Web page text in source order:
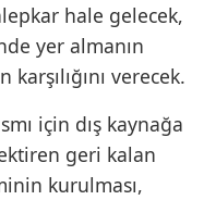
hale gelecek,
yer almanın
verecek.
için dış kaynağa
geri kalan
kurulması,